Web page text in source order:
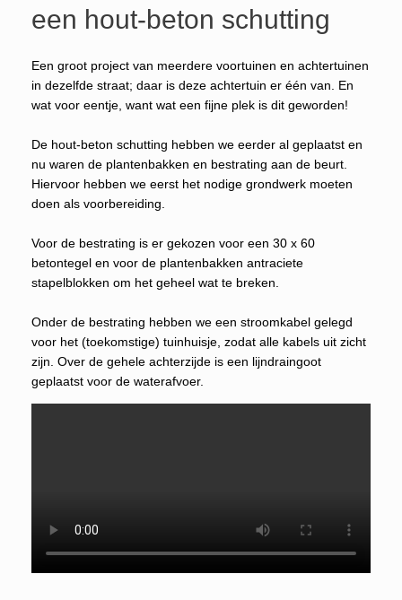
een hout-beton schutting
Een groot project van meerdere voortuinen en achtertuinen
in dezelfde straat; daar is deze achtertuin er één van. En
wat voor eentje, want wat een fijne plek is dit geworden!
De hout-beton schutting hebben we eerder al geplaatst en
nu waren de plantenbakken en bestrating aan de beurt.
Hiervoor hebben we eerst het nodige grondwerk moeten
doen als voorbereiding.
Voor de bestrating is er gekozen voor een 30 x 60
betontegel en voor de plantenbakken antraciete
stapelblokken om het geheel wat te breken.
Onder de bestrating hebben we een stroomkabel gelegd
voor het (toekomstige) tuinhuisje, zodat alle kabels uit zicht
zijn. Over de gehele achterzijde is een lijndraingoot
geplaatst voor de waterafvoer.